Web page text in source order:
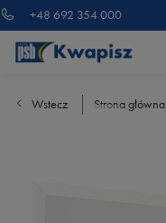
+48 692 354 000
Wstecz Strona główna